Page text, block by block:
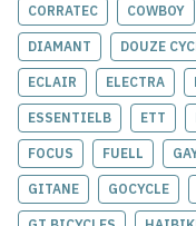
CORRATEC COWBOY
DIAMANT DOUZE
ECLAIR ELECTRA
ESSENTIELB ETT
FOCUS FUELL
GITANE GOCYCLE